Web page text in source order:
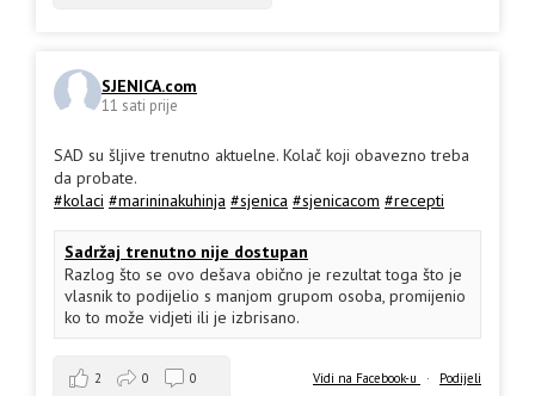
SJENICA.com
11 sati prije
SAD su šljive trenutno aktuelne. Kolač koji obavezno treba
da probate.
#kolaci #marininakuhinja #sjenica #sjenicacom #recepti
Sadržaj trenutno nije dostupan
Razlog što se ovo dešava obično je rezultat toga što je
vlasnik to podijelio s manjom grupom osoba, promijenio
ko to može vidjeti ili je izbrisano.
Vidi na Facebook-u · Podijeli
2 0 0